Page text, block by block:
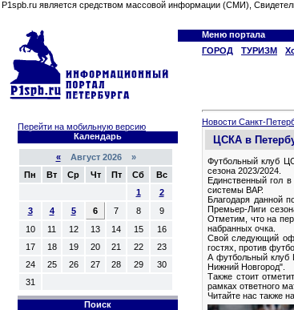
P1spb.ru является средством массовой информации (СМИ),
Меню портала
ГОРОД
ТУРИЗМ
Перейти на мобильную версию
Календарь
«Август 2026 »
Пн
Вт Ср Чт Пт Сб
Вс
1
2
3
4 5 6 7 8
9
10
11 12 13 14 15
16
17
18 19 20 21 22
23
24
25 26 27 28 29
30
31
Поиск
Новости Санкт-
ЦСКА в
Футбольный клуб
сезона 2023/2024.
Единственный гол
системы ВАР.
Благодаря данной
Премьер-Лиги
Отметим, что на
набранных очка.
Свой следующий
гостях, против
А футбольный клуб
Нижний Новгород".
Также стоит
рамках ответного
Читайте нас также на